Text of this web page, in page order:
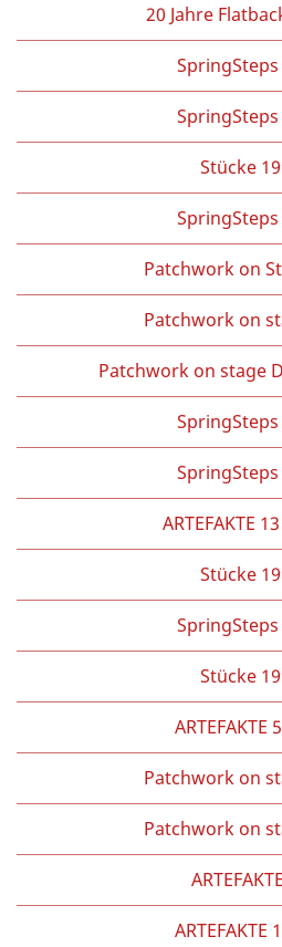
20 Jahre
SpringSteps
SpringSteps
Stücke
SpringSteps
Patchwork on
Patchwork on
Patchwork on stage
SpringSteps
SpringSteps
ARTEFAKTE
Stücke
SpringSteps
Stücke
ARTEFAKTE
Patchwork on
Patchwork on
ARTEFAKTE